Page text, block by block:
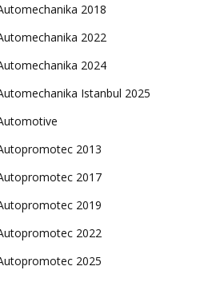
2018
2022
2024
Istanbul 2025
2013
2017
2019
2022
2025